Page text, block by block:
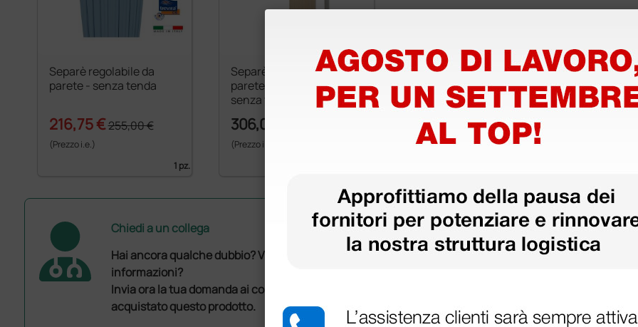
Separè regolabile da
parete - senza tenda
216,75 €255,00 €
(Prezzo i.e.)
1 pz.
Separè regolabile da
parete pieghevole -
senza tenda
306,00 €
(Prezzo i.e.)
Chiedi a un collega
Hai ancora qualche dubbio? Vuoi ulteriori
informazioni?
Invia ora la tua domanda ai colleghi che hanno già
acquistato questo prodotto.